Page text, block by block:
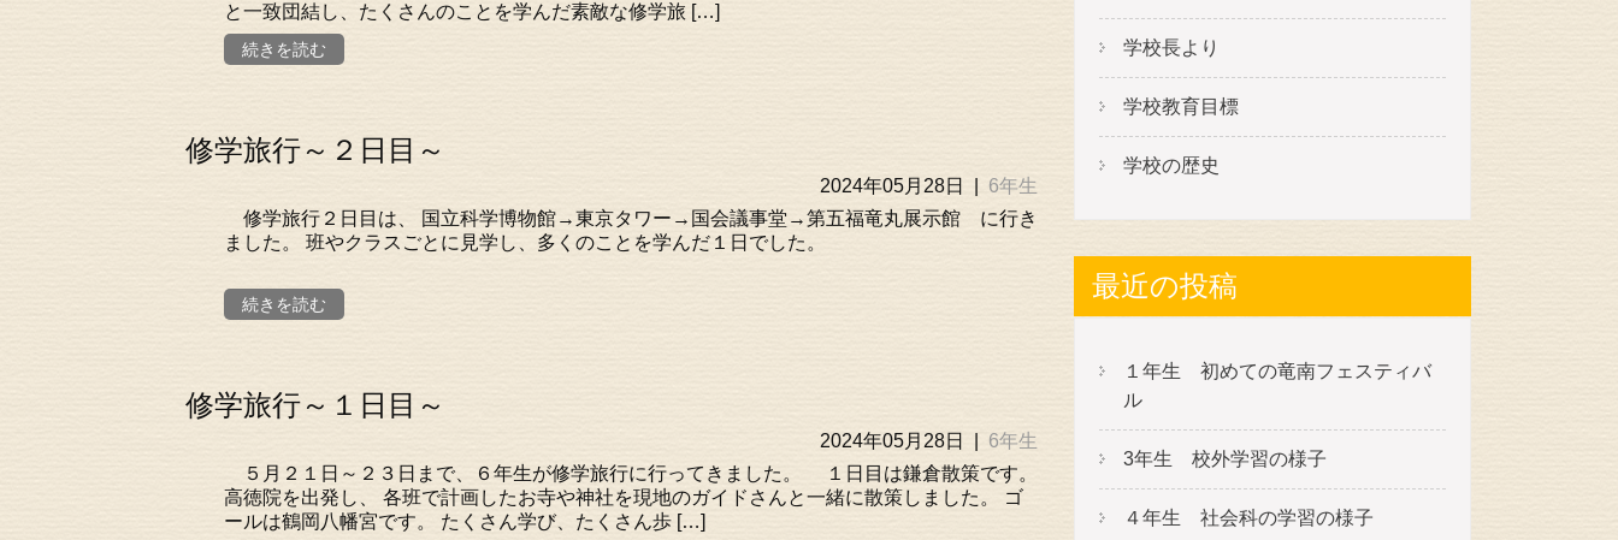
と一致団結し、たくさんのことを学んだ素敵な修学旅 […]
続きを読む
修学旅行～２日目～
2024年05月28日
6年生
修学旅行２日目は、 国立科学博物館→東京タワー→国会議事堂→第五福竜丸展示館 に行き
ました。 班やクラスごとに見学し、多くのことを学んだ１日でした。
続きを読む
修学旅行～１日目～
2024年05月28日
6年生
５月２１日～２３日まで、６年生が修学旅行に行ってきました。 １日目は鎌倉散策です。
高徳院を出発し、 各班で計画したお寺や神社を現地のガイドさんと一緒に散策しました。 ゴ
ールは鶴岡八幡宮です。 たくさん学び、たくさん歩 […]
学校長より
学校教育目標
学校の歴史
最近の投稿
１年生 初めての竜南フェスティバ
ル
3年生 校外学習の様子
４年生 社会科の学習の様子